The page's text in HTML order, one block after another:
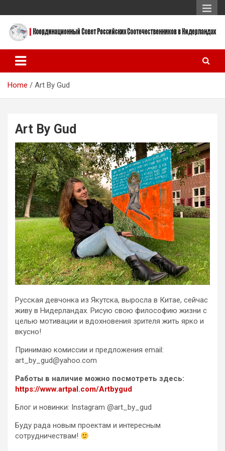
to
content
Координационный Совет
Российских
Соотечественников в
Нидерландах
Home Art By Gud
Art By Gud
Русская девчонка из Якутска, выросла в Китае, сейчас
живу в Нидерландах. Рисую свою философию жизни с
целью мотивации и вдохновения зрителя жить ярко и
вкусно!
Принимаю комиссии и предложения email:
art_by_gud@yahoo.com
Работы в наличие можно посмотреть здесь:
https://www.artpal.com/Artbygud
Блог и новинки: Instagram @art_by_gud
Буду рада новым проектам и интересным
сотрудничествам!